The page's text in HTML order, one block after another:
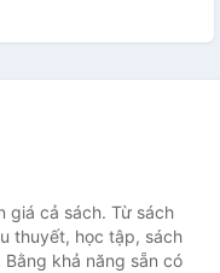
giá cả sách. Từ sách
thuyết, học tập, sách
khả năng sẵn có